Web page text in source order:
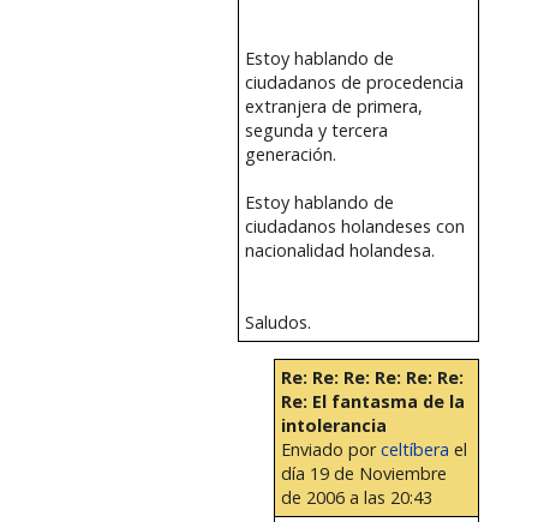
Estoy hablando de
ciudadanos de procedencia
extranjera de primera,
segunda y tercera
generación.
Estoy hablando de
ciudadanos holandeses con
nacionalidad holandesa.
Saludos.
Re: Re: Re: Re: Re: Re:
Re: El fantasma de la
intolerancia
Enviado porceltíbera el
día 19 de Noviembre
de 2006 a las 20:43